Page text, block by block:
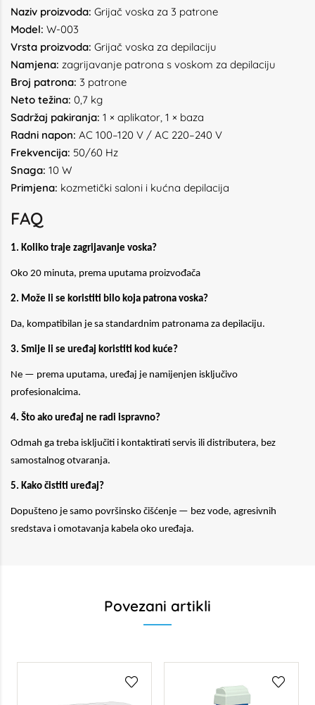
Naziv proizvoda: Grijač voska za 3 patrone
Model: W-003
Vrsta proizvoda: Grijač voska za depilaciju
Namjena: zagrijavanje patrona s voskom za depilaciju
Broj patrona: 3 patrone
Neto težina: 0,7 kg
Sadržaj pakiranja: 1 × aplikator, 1 × baza
Radni napon: AC 100–120 V / AC 220–240 V
Frekvencija: 50/60 Hz
Snaga: 10 W
Primjena: kozmetički saloni i kućna depilacija
FAQ
1. Koliko traje zagrijavanje voska?
Oko 20 minuta, prema uputama proizvođača
2. Može li se koristiti bilo koja patrona voska?
Da, kompatibilan je sa standardnim patronama za depilaciju.
3. Smije li se uređaj koristiti kod kuće?
Ne — prema uputama, uređaj je namijenjen isključivo
profesionalcima.
4. Što ako uređaj ne radi ispravno?
Odmah ga treba isključiti i kontaktirati servis ili distributera, bez
samostalnog otvaranja.
5. Kako čistiti uređaj?
Dopušteno je samo površinsko čišćenje — bez vode, agresivnih
sredstava i omotavanja kabela oko uređaja.
Povezani artikli